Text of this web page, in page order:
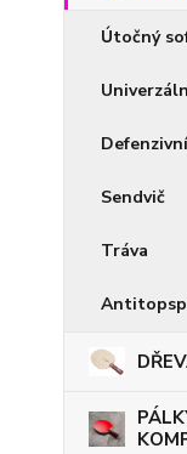
Útočný
Sendvič
Tráva